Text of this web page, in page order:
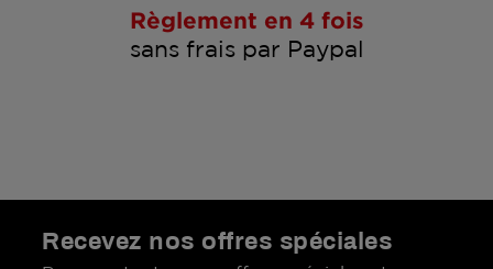
Règlement en 4 fois
sans frais par Paypal
Recevez nos offres spéciales